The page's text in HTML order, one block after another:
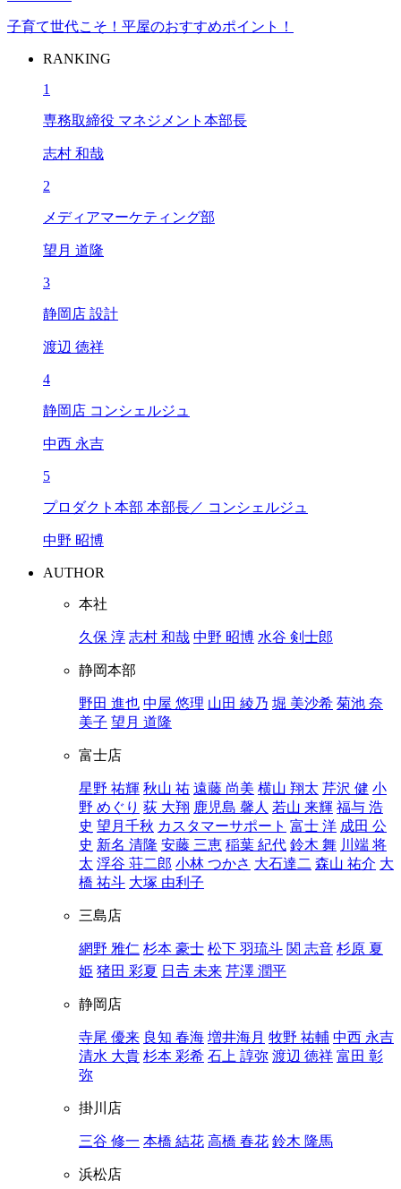
子育て世代こそ！平屋のおすすめポイント！
RANKING
1
専務取締役 マネジメント本部長
志村 和哉
2
メディアマーケティング部
望月 道隆
3
静岡店 設計
渡辺 徳祥
4
静岡店 コンシェルジュ
中西 永吉
5
プロダクト本部 本部長／ コンシェルジュ
中野 昭博
AUTHOR
本社
久保 淳 志村 和哉 中野 昭博 水谷 剣士郎
静岡本部
野田 進也 中屋 悠理 山田 綾乃 堀 美沙希 菊池 奈
美子 望月 道隆
富士店
星野 祐輝 秋山 祐 遠藤 尚美 横山 翔太 芹沢 健 小
野 めぐり 荻 大翔 鹿児島 馨人 若山 来輝 福与 浩
史 望月千秋 カスタマーサポート 富士 洋 成田 公
史 新名 清隆 安藤 三恵 稲葉 紀代 鈴木 舞 川端 将
太 浮谷 荘二郎 小林 つかさ 大石達二 森山 祐介 大
橋 祐斗 大塚 由利子
三島店
網野 雅仁 杉本 豪士 松下 羽琉斗 関 志音 杉原 夏
姫 猪田 彩夏 日𠮷 未来 芹澤 潤平
静岡店
寺尾 優来 良知 春海 増井海月 牧野 祐輔 中西 永吉
清水 大貴 杉本 彩希 石上 諄弥 渡辺 徳祥 富田 彰
弥
掛川店
三谷 修一 本橋 結花 高橋 春花 鈴木 隆馬
浜松店